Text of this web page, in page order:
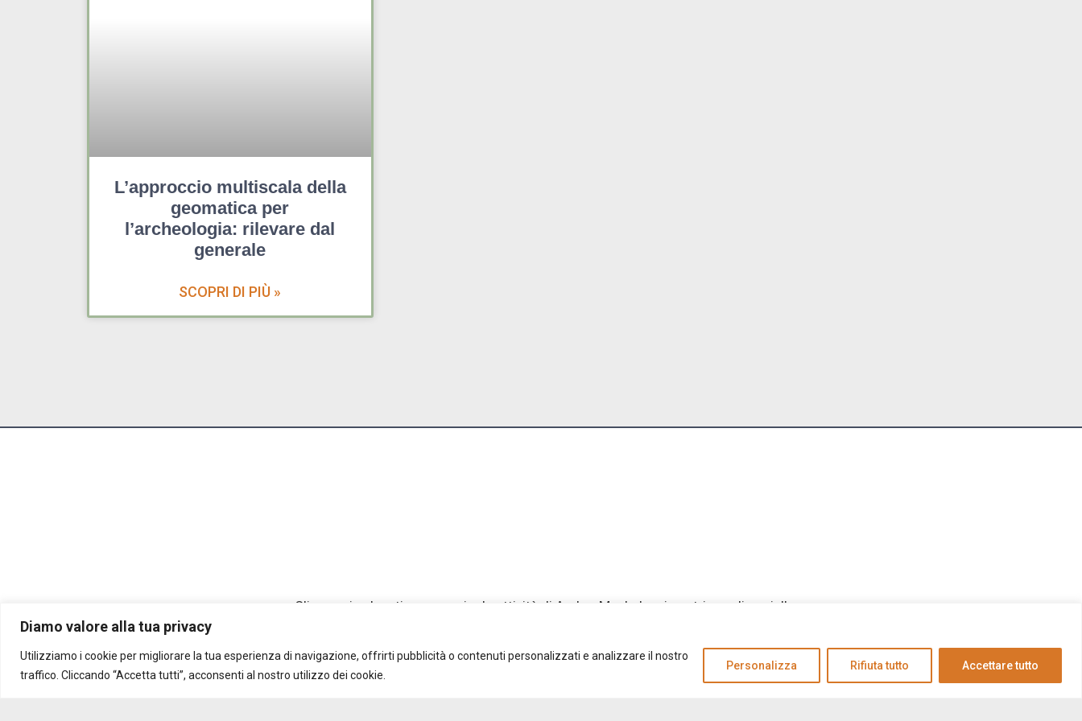
Diamo valore alla tua privacy
Utilizziamo i cookie per migliorare la tua esperienza di navigazione, offrirti pubblicità o contenuti personalizzati e analizzare il nostro
traffico. Cliccando “Accetta tutti”, acconsenti al nostro utilizzo dei cookie.
Personalizza Rifiuta tutto Accettare tutto
L’approccio multiscala della
geomatica per
l’archeologia: rilevare dal
generale
SCOPRI DI PIÙ »
Clicca sui pulsanti per scoprire le attività di ArcheoMapLab sui nostri canali social!